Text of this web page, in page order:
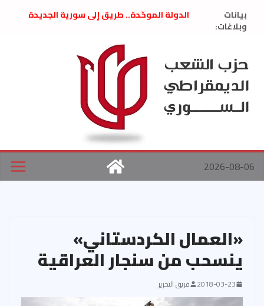
بيانات
وبلاغات:
الدولة الموحّدة.. طريق إلى سورية الجديدة
العام السابق لحزب الاتحاد الاشتراكي العربي
الديمقراطي
بلاغ صادر عن اجتماع اللجنة المركزية نيسان
2026
الحرب الأمريكية الإسرائيلية على نظام الملالي
في إيران .. بيان من حزب الشعب الديمقراطي
السوري
2026-08-06
«العمال الكردستاني»
ينسحب من سنجار العراقية
2018-03-23 فريق التحرير